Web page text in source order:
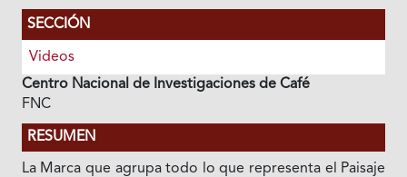
SECCIÓN
Videos
Centro Nacional de Investigaciones de Café
FNC
RESUMEN
La Marca que agrupa todo lo que representa el Paisaje